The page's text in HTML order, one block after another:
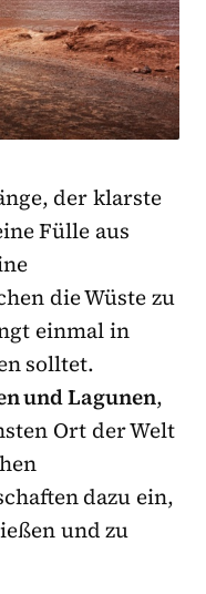
der klarste
Fülle aus
die Wüste zu
einmal in
solltet.
und Lagunen,
Ort der Welt
dazu ein,
und zu